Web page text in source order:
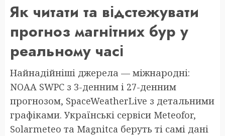
Як читати та відстежувати
прогноз магнітних бур у
реальному часі
Найнадійніші джерела — міжнародні:
NOAA SWPC з 3-денним і 27-денним
прогнозом, SpaceWeatherLive з детальними
графіками. Українські сервіси Meteofor,
Solarmeteo та Magnitca беруть ті самі дані